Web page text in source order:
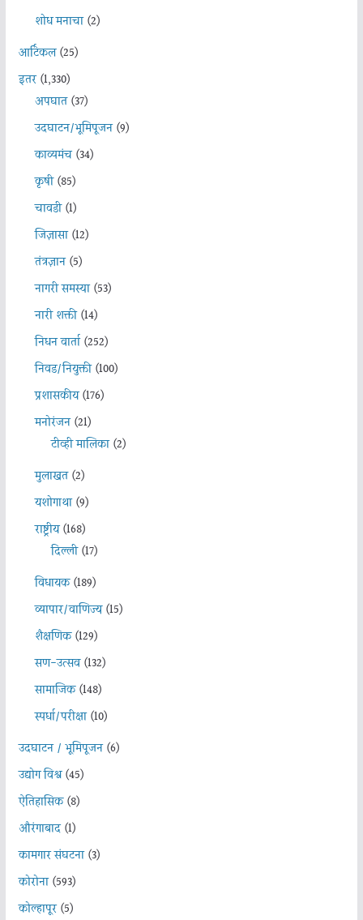
शोध मनाचा(2)
आर्टिकल(25)
इतर(1,330)
अपघात(37)
उदघाटन/भूमिपूजन(9)
काव्यमंच(34)
कृषी(85)
चावडी(1)
जिज्ञासा(12)
तंत्रज्ञान(5)
नागरी समस्या(53)
नारी शक्ती(14)
निधन वार्ता(252)
निवड/नियुक्ती(100)
प्रशासकीय(176)
मनोरंजन(21)
टीव्ही मालिका(2)
मुलाखत(2)
यशोगाथा(9)
राष्ट्रीय(168)
दिल्ली(17)
विधायक(189)
व्यापार/वाणिज्य(15)
शैक्षणिक(129)
सण-उत्सव(132)
सामाजिक(148)
स्पर्धा/परीक्षा(10)
उदघाटन / भूमिपूजन(6)
उद्योग विश्व(45)
ऐतिहासिक(8)
औरंगाबाद(1)
कामगार संघटना(3)
कोरोना(593)
कोल्हापूर(5)